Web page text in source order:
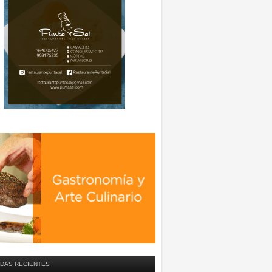
RECIENTES